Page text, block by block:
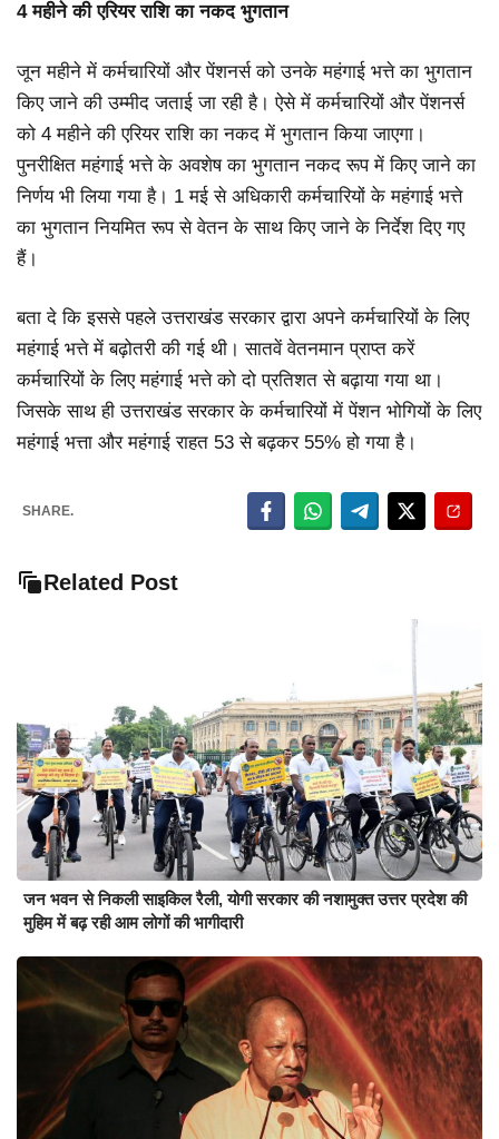
4 महीने की एरियर राशि का नकद भुगतान
जून महीने में कर्मचारियों और पेंशनर्स को उनके महंगाई भत्ते का भुगतान
किए जाने की उम्मीद जताई जा रही है। ऐसे में कर्मचारियों और पेंशनर्स
को 4 महीने की एरियर राशि का नकद में भुगतान किया जाएगा।
पुनरीक्षित महंगाई भत्ते के अवशेष का भुगतान नकद रूप में किए जाने का
निर्णय भी लिया गया है। 1 मई से अधिकारी कर्मचारियों के महंगाई भत्ते
का भुगतान नियमित रूप से वेतन के साथ किए जाने के निर्देश दिए गए
हैं।
बता दे कि इससे पहले उत्तराखंड सरकार द्वारा अपने कर्मचारियों के लिए
महंगाई भत्ते में बढ़ोतरी की गई थी। सातवें वेतनमान प्राप्त करें
कर्मचारियों के लिए महंगाई भत्ते को दो प्रतिशत से बढ़ाया गया था।
जिसके साथ ही उत्तराखंड सरकार के कर्मचारियों में पेंशन भोगियों के लिए
महंगाई भत्ता और महंगाई राहत 53 से बढ़कर 55% हो गया है।
SHARE.
Related Post
जन भवन से निकली साइकिल रैली, योगी सरकार की नशामुक्त उत्तर प्रदेश की
मुहिम में बढ़ रही आम लोगों की भागीदारी